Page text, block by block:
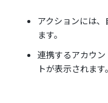
アクションには
ます。
連携するアカウ
トが表示されます。